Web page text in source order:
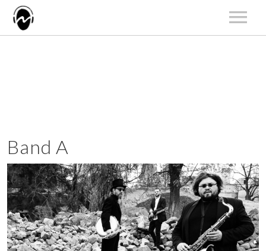
KONTAKT
Band A